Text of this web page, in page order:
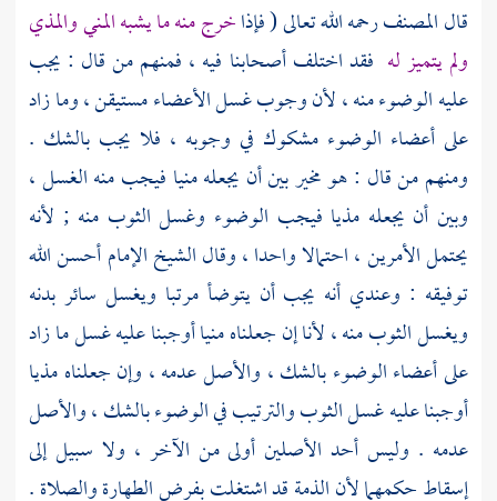
قالالمصنفرحمه الله تعالى ( فإذاخرج منه ما يشبه المني والمذي
ولم يتميز له فقد اختلف أصحابنا فيه ، فمنهم من قال : يجب
عليه الوضوء منه ، لأن وجوب غسل الأعضاء مستيقن ، وما زاد
على أعضاء الوضوء مشكوك في وجوبه ، فلا يجب بالشك .
ومنهم من قال : هو مخير بين أن يجعله منيا فيجب منه الغسل ،
وبين أن يجعله مذيا فيجب الوضوء وغسل الثوب منه ; لأنه
يحتمل الأمرين ، احتمالا واحدا ، وقال الشيخالإمامأحسن الله
توفيقه : وعندي أنه يجب أن يتوضأ مرتبا ويغسل سائر بدنه
ويغسل الثوب منه ، لأنا إن جعلناه منيا أوجبنا عليه غسل ما زاد
على أعضاء الوضوء بالشك ، والأصل عدمه ، وإن جعلناه مذيا
أوجبنا عليه غسل الثوب والترتيب في الوضوء بالشك ، والأصل
عدمه . وليس أحد الأصلين أولى من الآخر ، ولا سبيل إلى
إسقاط حكمهما لأن الذمة قد اشتغلت بفرض الطهارة والصلاة .